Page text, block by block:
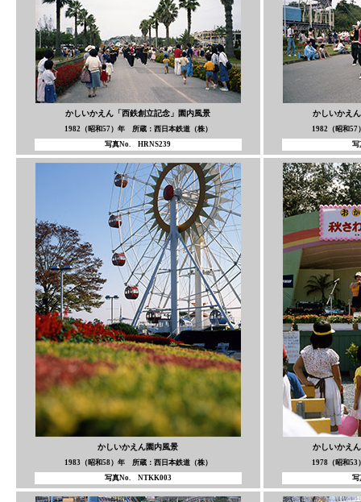
かしいかえん「西鉄創立記念」園内風景
1982（昭和57）年 所蔵：西日本鉄道（株）
写真No. HRNS239
かしいかえ
1982（昭和
かしいかえん園内風景
1983（昭和58）年 所蔵：西日本鉄道（株）
写真No. NTKK003
かしいかえ
1978（昭和